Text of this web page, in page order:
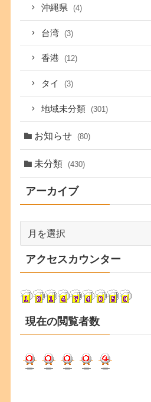
沖縄県 (4)
台湾 (3)
香港 (12)
タイ (3)
地域未分類 (301)
お知らせ (80)
未分類 (430)
アーカイブ
カ
イ
アクセスカウンター
現在の閲覧者数